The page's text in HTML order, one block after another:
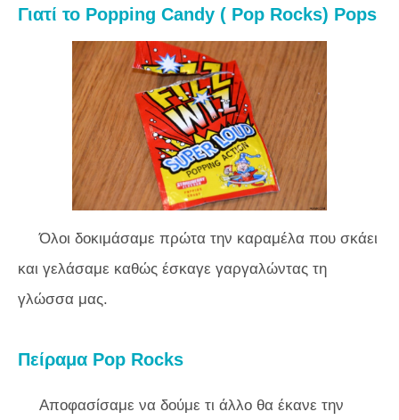
Γιατί το Popping Candy ( Pop Rocks) Pops
Όλοι δοκιμάσαμε πρώτα την καραμέλα που σκάει
και γελάσαμε καθώς έσκαγε γαργαλώντας τη
γλώσσα μας.
Πείραμα Pop Rocks
Αποφασίσαμε να δούμε τι άλλο θα έκανε την